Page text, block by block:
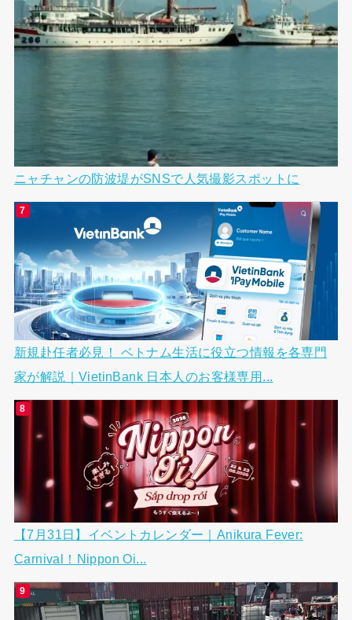
ニャチャンの防波堤がSNSで人気撮影スポットに
新規赴任者必見！ ベトナム生活に役立つ情報を各専門
家が解説｜VietinBank 日本人のお客様専用...
【7月31日】イベントカレンダー｜Anikura Fever:
Carnival！Nippon Oi...